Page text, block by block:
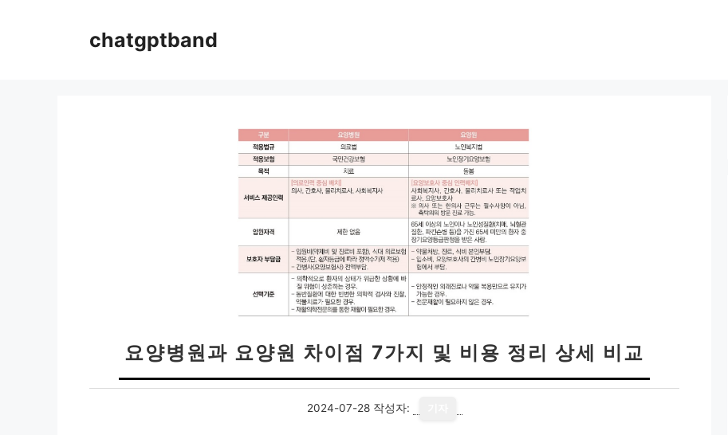
chatgptband
요양병원과 요양원 차이점 7가지 및 비용 정리 상세 비교
2024-07-28 작성자: